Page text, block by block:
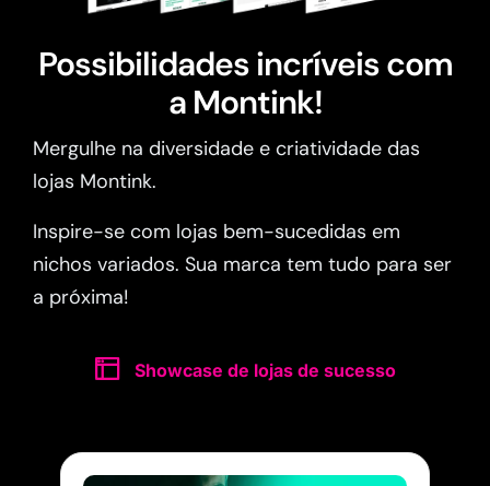
Possibilidades incríveis com
a Montink!
Mergulhe na diversidade e criatividade das
lojas Montink.
Inspire-se com lojas bem-sucedidas em
nichos variados. Sua marca tem tudo para ser
a próxima!
Showcase de lojas de sucesso